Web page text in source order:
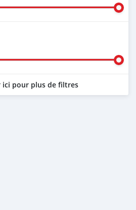
ici pour plus de filtres